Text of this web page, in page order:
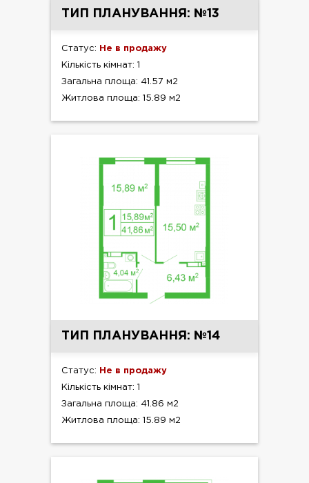
ТИП ПЛАНУВАННЯ: №13
Статус: Не в продажу
Кількість кімнат: 1
Загальна площа: 41.57 м2
Житлова площа: 15.89 м2
ТИП ПЛАНУВАННЯ: №14
Статус: Не в продажу
Кількість кімнат: 1
Загальна площа: 41.86 м2
Житлова площа: 15.89 м2